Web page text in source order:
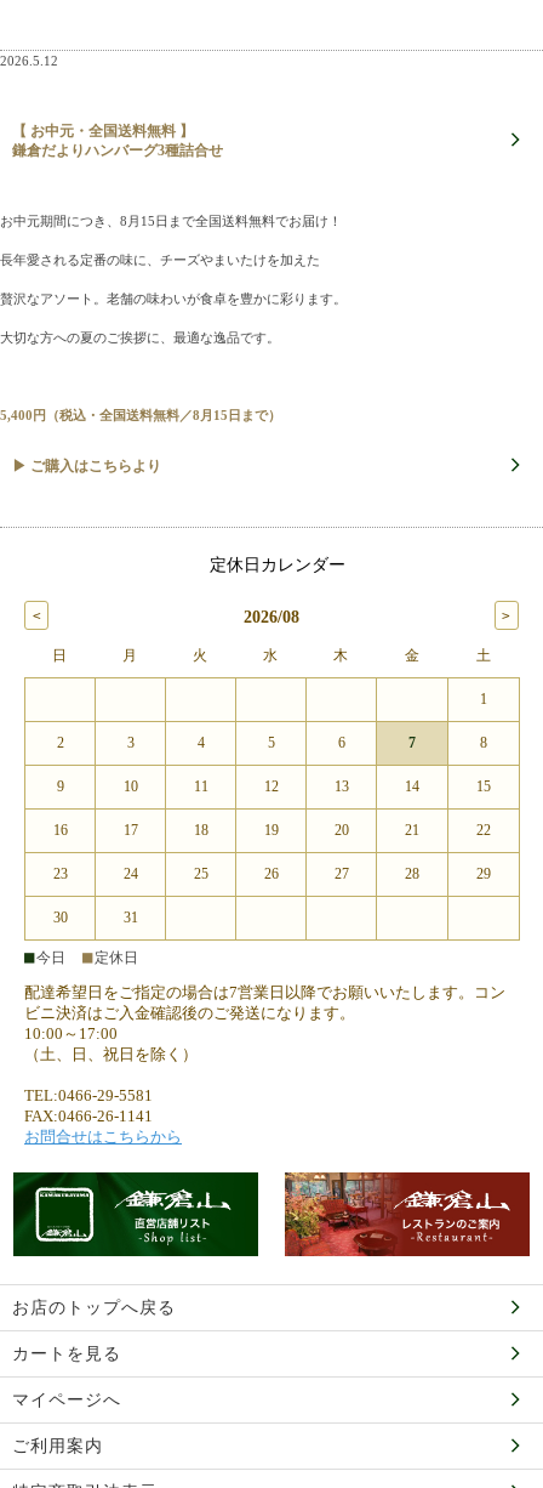
2026.5.12
【 お中元・全国送料無料 】
鎌倉だよりハンバーグ3種詰合せ
お中元期間につき、8月15日まで全国送料無料でお届け！
長年愛される定番の味に、チーズやまいたけを加えた
贅沢なアソート。老舗の味わいが食卓を豊かに彩ります。
大切な方への夏のご挨拶に、最適な逸品です。
5,400円（税込・全国送料無料／8月15日まで）
▶ ご購入はこちらより
定休日カレンダー
2026/08
日 月 火 水 木 金 土
1
2 3 4 5 6 7 8
9 10 11 12 13 14 15
16 17 18 19 20 21 22
23 24 25 26 27 28 29
30 31
■今日 ■ 定休日
配達希望日をご指定の場合は7営業日以降でお願いいたします。コン
ビニ決済はご入金確認後のご発送になります。
10:00～17:00
（土、日、祝日を除く）
TEL:0466-29-5581
FAX:0466-26-1141
お問合せはこちらから
お店のトップへ戻る
カートを見る
マイページへ
ご利用案内